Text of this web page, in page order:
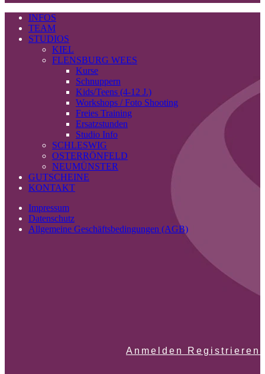
INFOS
TEAM
STUDIOS
KIEL
FLENSBURG WEES
Kurse
Schnuppern
Kids/Teens (4-12 J.)
Workshops / Foto Shooting
Freies Training
Ersatzstunden
Studio Info
SCHLESWIG
OSTERRÖNFELD
NEUMÜNSTER
GUTSCHEINE
KONTAKT
Impressum
Datenschutz
Allgemeine Geschäftsbedingungen (AGB)
Anmelden Registrieren